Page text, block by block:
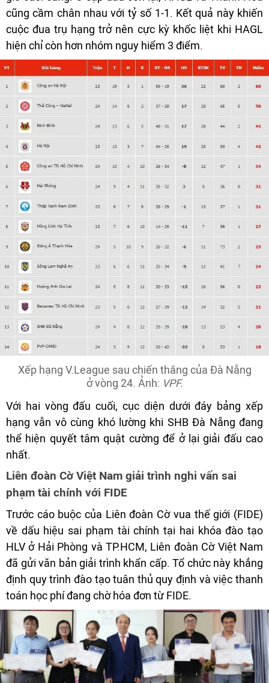
cũng cầm chân nhau với tỷ số 1-1. Kết quả này khiến
cuộc đua trụ hạng trở nên cực kỳ khốc liệt khi HAGL
hiện chỉ còn hơn nhóm nguy hiểm 3 điểm.
Xếp hạng V.League sau chiến thắng của Đà Nẵng
ở vòng 24. Ảnh: VPF.
Với hai vòng đấu cuối, cục diện dưới đáy bảng xếp
hạng vẫn vô cùng khó lường khi SHB Đà Nẵng đang
thể hiện quyết tâm quật cường để ở lại giải đấu cao
nhất.
Liên đoàn Cờ Việt Nam giải trình nghi vấn sai
phạm tài chính với FIDE
Trước cáo buộc của Liên đoàn Cờ vua thế giới (FIDE)
về dấu hiệu sai phạm tài chính tại hai khóa đào tạo
HLV ở Hải Phòng và TP.HCM, Liên đoàn Cờ Việt Nam
đã gửi văn bản giải trình khẩn cấp. Tổ chức này khẳng
định quy trình đào tạo tuân thủ quy định và việc thanh
toán học phí đang chờ hóa đơn từ FIDE.